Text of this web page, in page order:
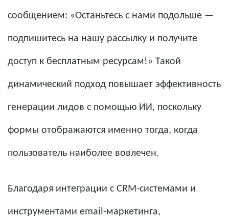
сообщением: «Останьтесь с нами подольше —
подпишитесь на нашу рассылку и получите
доступ к бесплатным ресурсам!» Такой
динамический подход повышает эффективность
генерации лидов с помощью ИИ, поскольку
формы отображаются именно тогда, когда
пользователь наиболее вовлечен.
Благодаря интеграции с CRM-системами и
инструментами email-маркетинга,